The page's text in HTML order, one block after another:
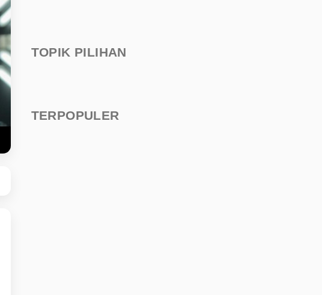
TOPIK PILIHAN
TERPOPULER